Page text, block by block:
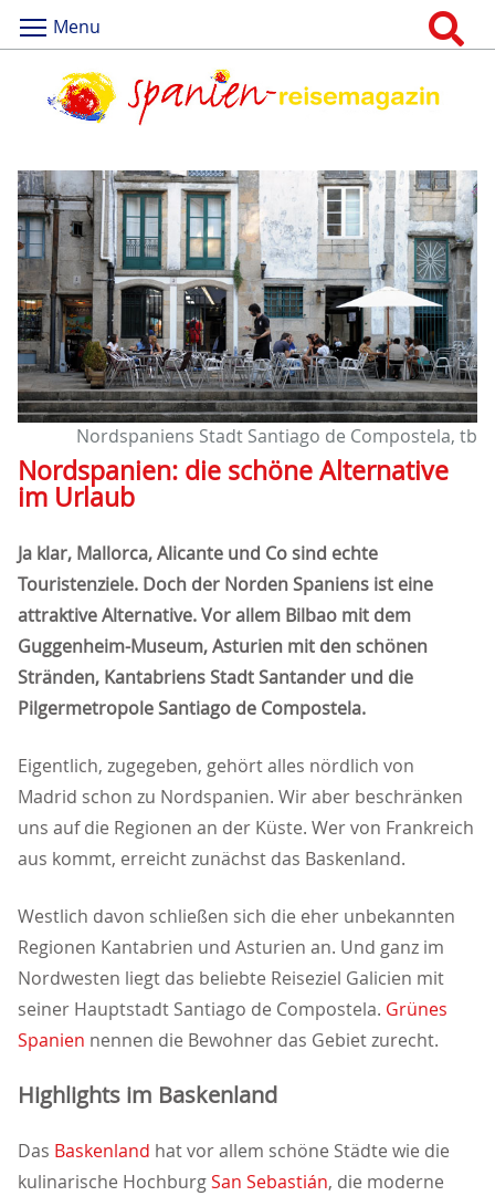
Menu
Nordspaniens Stadt Santiago de Compostela, tb
Nordspanien: die schöne Alternative
im Urlaub
Ja klar, Mallorca, Alicante und Co sind echte
Touristenziele. Doch der Norden Spaniens ist eine
attraktive Alternative. Vor allem Bilbao mit dem
Guggenheim-Museum, Asturien mit den schönen
Stränden, Kantabriens Stadt Santander und die
Pilgermetropole Santiago de Compostela.
Eigentlich, zugegeben, gehört alles nördlich von
Madrid schon zu Nordspanien. Wir aber beschränken
uns auf die Regionen an der Küste. Wer von Frankreich
aus kommt, erreicht zunächst das Baskenland.
Westlich davon schließen sich die eher unbekannten
Regionen Kantabrien und Asturien an. Und ganz im
Nordwesten liegt das beliebte Reiseziel Galicien mit
seiner Hauptstadt Santiago de Compostela. Grünes
Spanien nennen die Bewohner das Gebiet zurecht.
Highlights im Baskenland
Das Baskenland hat vor allem schöne Städte wie die
kulinarische HochburgSan Sebastián, die moderne